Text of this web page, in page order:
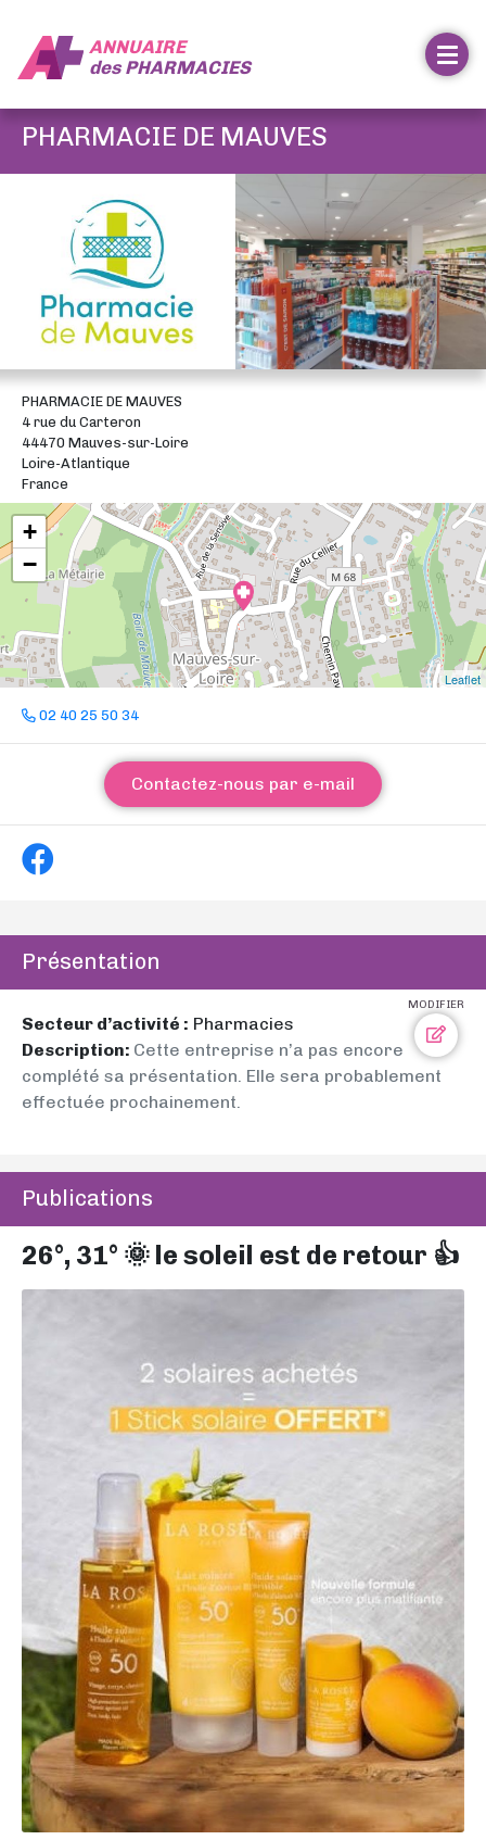
ANNUAIRE
desPHARMACIES
PHARMACIE DE MAUVES
PHARMACIE DE MAUVES
4 rue du Carteron
44470 Mauves-sur-Loire
Loire-Atlantique
France
+
−
Leaflet
02 40 25 50 34
Contactez-nous par e-mail
Présentation
MODIFIER
Secteur d’activité : Pharmacies
Description: Cette entreprise n’a pas encore
complété sa présentation. Elle sera probablement
effectuée prochainement.
Publications
26°, 31° 🌞 le soleil est de retour 👍